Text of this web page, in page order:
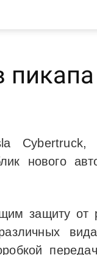
пикапа
нового
защиту от